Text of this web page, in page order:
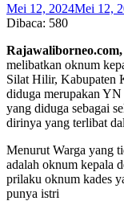
Mei 12, 2024Mei 12,
Dibaca: 580
melibatkan oknum
Silat Hilir, Kabupaten
diduga merupakan YN
yang diduga sebagai
dirinya yang terlibat
Menurut Warga yang
adalah oknum kepala
prilaku oknum kades
punya istri